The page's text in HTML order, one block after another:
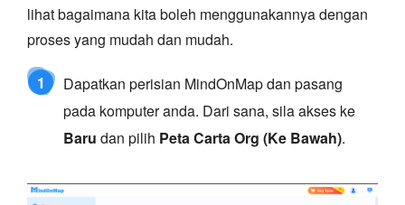
lihat bagaimana kita boleh menggunakannya dengan
proses yang mudah dan mudah.
1
Dapatkan perisian MindOnMap dan pasang
pada komputer anda. Dari sana, sila akses ke
Baru dan pilih Peta Carta Org (Ke Bawah).